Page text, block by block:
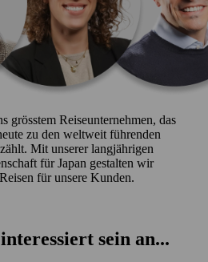
grösstem Reiseunternehmen, das
zu den weltweit führenden
Mit unserer langjährigen
für Japan gestalten wir
für unsere Kunden.
sein an...